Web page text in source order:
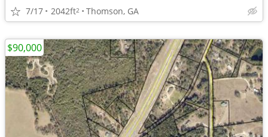
7/17 2042ft2 Thomson, GA
$90,000